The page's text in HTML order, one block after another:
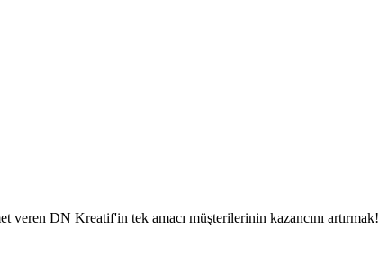
veren DN Kreatif'in tek amacı müşterilerinin kazancını artırmak!